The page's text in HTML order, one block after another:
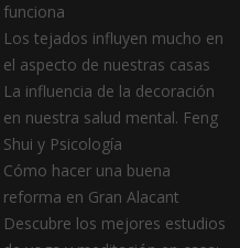
funciona
Los tejados influyen mucho en
el aspecto de nuestras casas
La influencia de la decoración
en nuestra salud mental. Feng
Shui y Psicología
Cómo hacer una buena
reforma en Gran Alacant
Descubre los mejores estudios